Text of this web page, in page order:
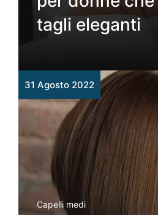
tagli eleganti
31 Agosto 2022
Capelli medi